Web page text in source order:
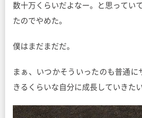
数十万くらいだよなー。と思ってい
たのでやめた。
僕はまだまだだ。
まぁ、いつかそういったのも普通に
きるくらいな自分に成長していきた